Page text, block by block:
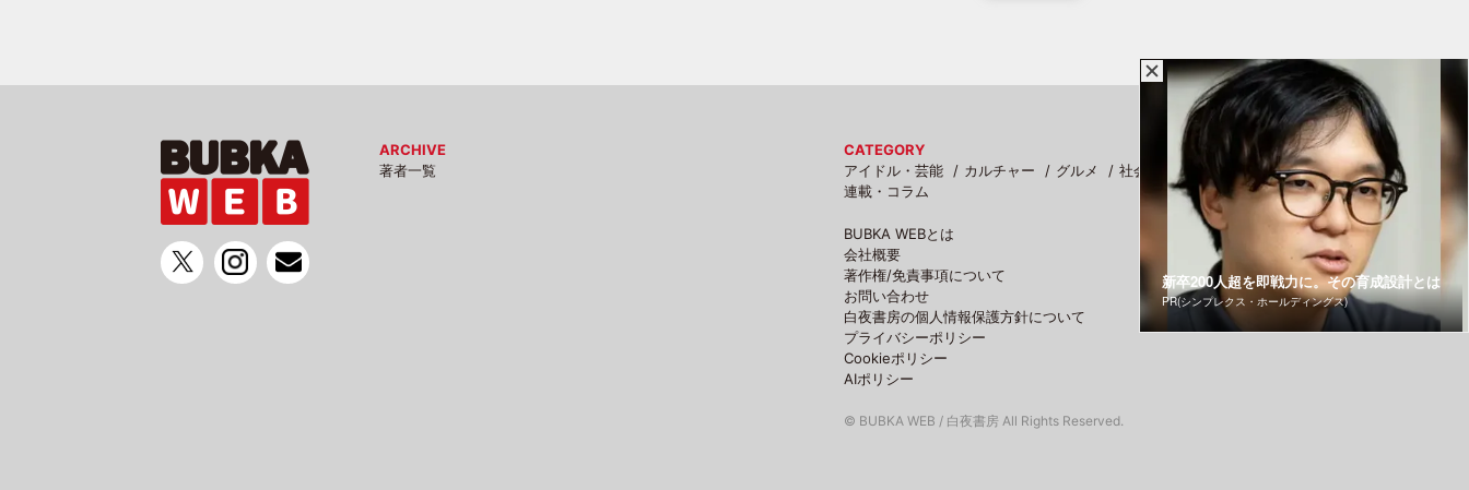
ARCHIVE
著者一覧
CATEGORY
アイドル・芸能
カルチャー グルメ 社会
スポーツ
連載・コラム
BUBKA WEBとは
会社概要
著作権/免責事項について
お問い合わせ
白夜書房の個人情報保護方針について
プライバシーポリシー
Cookieポリシー
AIポリシー
© BUBKA WEB / 白夜書房 All Rights Reserved.
新卒200人超を即戦力に。その育成設計とは
PR(シンプレクス・ホールディングス)